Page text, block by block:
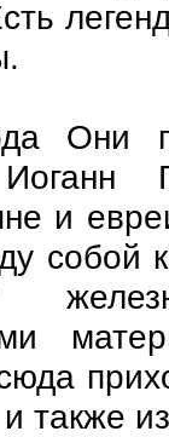
Они
и
также